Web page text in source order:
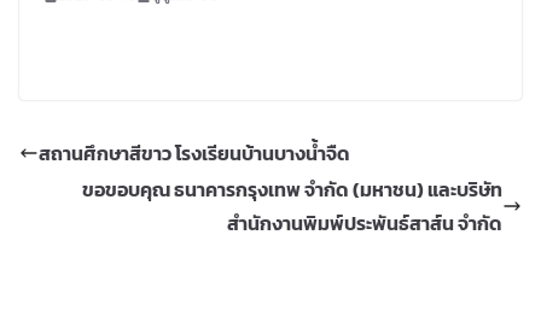
สถานศึกษาสีขาว โรงเรียนบ้านบางน้ำจืด
ขอขอบคุณ ธนาคารกรุงเทพ จำกัด (มหาชน) และบริษัท
สำนักงานพิมพ์ประพันธ์สาส์น จำกัด